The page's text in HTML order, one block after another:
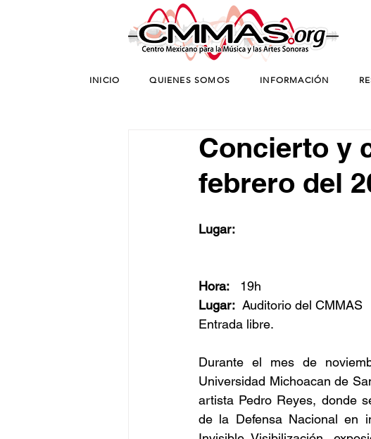
INICIO QUIENES SOMOS INFORMACIÓN
Concierto y
febrero del
Lugar:
Hora: 19h
Lugar: Auditorio del CMMAS
Entrada libre.
Durante el mes de
Universidad Michoacan de
artista Pedro Reyes, donde
de la Defensa Nacional en